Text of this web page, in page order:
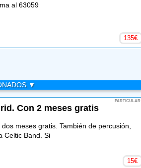
al 63059
135€
▼
PARTICULAR
Con 2 meses gratis
meses gratis. También de percusión,
Celtic Band. Si
15€